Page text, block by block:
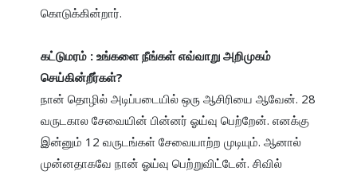
கொடுக்கின்றார்.
கட்டுமரம் : உங்களை நீங்கள் எவ்வாறு அறிமுகம்
செய்கின்றீர்கள்?
நான் தொழில் அடிப்படையில் ஒரு ஆசிரியை ஆவேன். 28
வருடகால சேவையின் பின்னர் ஓய்வு பெற்றேன். எனக்கு
இன்னும் 12 வருடங்கள் சேவையாற்ற முடியும். ஆனால்
முன்னதாகவே நான் ஓய்வு பெற்றுவிட்டேன். சிவில்